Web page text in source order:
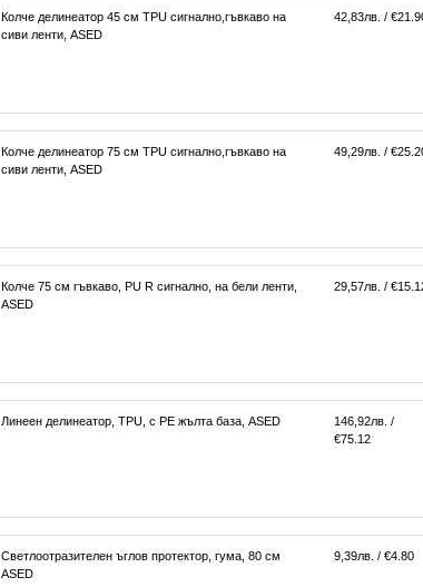
Колче делинеатор 45 см TPU сигнално,гъвкаво на
сиви ленти, ASED
42,83лв. /
Колче делинеатор 75 см TPU сигнално,гъвкаво на
сиви ленти, ASED
49,29лв. /
Колче 75 см гъвкаво, PU R сигнално, на бели ленти,
ASED
29,57лв. /
Линеен делинеатор, TPU, с PE жълта база, ASED
146,92лв. /
€75.12
Светлоотразителен ъглов протектор, гума, 80 см
ASED
9,39лв. / €4.80